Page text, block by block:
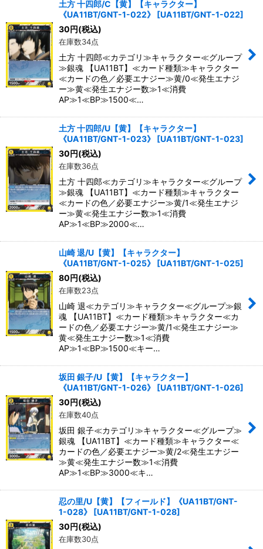
土方 十四郎/C【黄】【キャラクター】
《UA11BT/GNT-1-022》
[UA11BT/GNT-1-022]
30円(税込)
在庫数34点
土方 十四郎≪カテゴリ≫キャラクター≪グループ
≫銀魂 【UA11BT】≪カード種類≫キャラクター
≪カードの色／必要エナジー≫黄/0≪発生エナジ
ー≫黄≪発生エナジー数≫1≪消費
AP≫1≪BP≫1500≪…
土方 十四郎/U【黄】【キャラクター】
《UA11BT/GNT-1-023》
[UA11BT/GNT-1-023]
30円(税込)
在庫数36点
土方 十四郎≪カテゴリ≫キャラクター≪グループ
≫銀魂 【UA11BT】≪カード種類≫キャラクター
≪カードの色／必要エナジー≫黄/1≪発生エナジ
ー≫黄≪発生エナジー数≫1≪消費
AP≫1≪BP≫2000≪…
山崎 退/U【黄】【キャラクター】
《UA11BT/GNT-1-025》
[UA11BT/GNT-1-025]
80円(税込)
在庫数23点
山崎 退≪カテゴリ≫キャラクター≪グループ≫銀
魂 【UA11BT】≪カード種類≫キャラクター≪カ
ードの色／必要エナジー≫黄/1≪発生エナジー≫
黄≪発生エナジー数≫1≪消費
AP≫1≪BP≫1500≪キー…
坂田 銀子/U【黄】【キャラクター】
《UA11BT/GNT-1-026》
[UA11BT/GNT-1-026]
30円(税込)
在庫数40点
坂田 銀子≪カテゴリ≫キャラクター≪グループ≫
銀魂 【UA11BT】≪カード種類≫キャラクター≪
カードの色／必要エナジー≫黄/2≪発生エナジー
≫黄≪発生エナジー数≫1≪消費
AP≫1≪BP≫3000≪キ…
忍の里/U【黄】【フィールド】《UA11BT/GNT-
1-028》
[UA11BT/GNT-1-028]
30円(税込)
在庫数30点